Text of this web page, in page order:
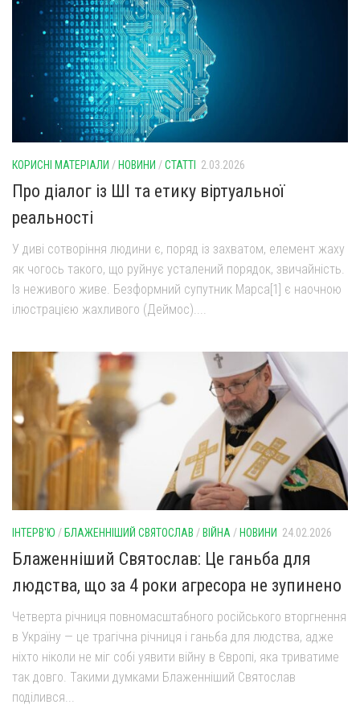
Оголошення
Трансляції
КОРИСНІ МАТЕРІАЛИ /НОВИНИ /СТАТТІ 2.03.2026
Про діалог із ШІ та етику віртуальної
реальності
У диві сотворіння людини є, поряд із захватом, елемент жаху
як чогось такого, що руйнує усталений порядок, звичайність.
Із неживого живе. Безформний супутник Марса[1] є наочною
ілюстрацією жахливого (Деймос)....
ІНТЕРВ'Ю / БЛАЖЕННІШИЙ СВЯТОСЛАВ / ВІЙНА / НОВИНИ 24.02.2026
Блаженніший Святослав: Це ганьба для
людства, що за 4 роки агресора не зупинено
Четверта річниця повномасштабного російського вторгнення
в Україну — це трагічна річниця і ганьба для людства, адже
ніхто ніколи не міг собі уявити війну в Європі, яка триватиме
так довго. Такими думками Блаженніший Святослав
поділився...